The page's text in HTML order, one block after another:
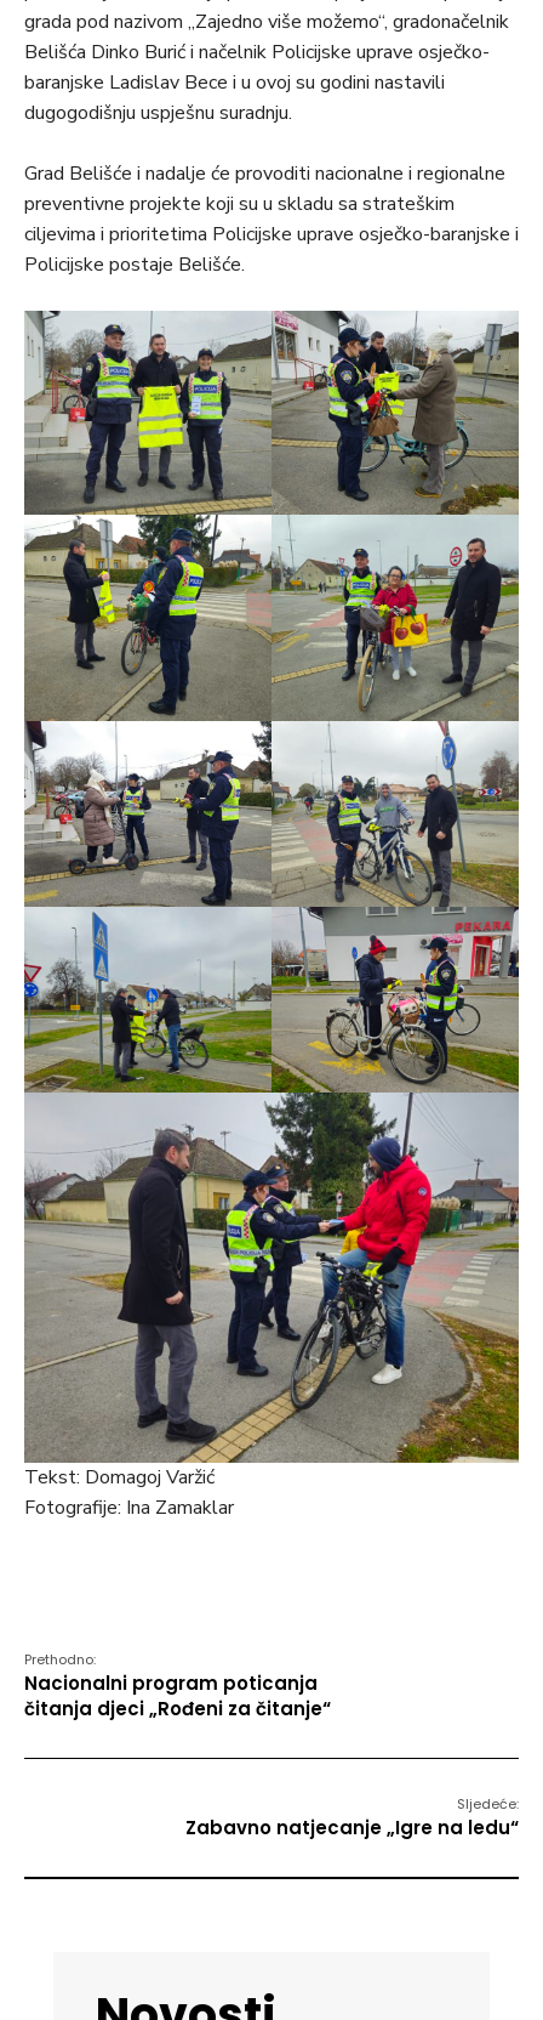
grada pod nazivom „Zajedno više možemo“, gradonačelnik
Belišća Dinko Burić i načelnik Policijske uprave osječko-
baranjske Ladislav Bece i u ovoj su godini nastavili
dugogodišnju uspješnu suradnju.
Grad Belišće i nadalje će provoditi nacionalne i regionalne
preventivne projekte koji su u skladu sa strateškim
ciljevima i prioritetima Policijske uprave osječko-baranjske i
Policijske postaje Belišće.
Tekst: Domagoj Varžić
Fotografije: Ina Zamaklar
Prethodno:
Nacionalni program poticanja
čitanja djeci „Rođeni za čitanje“
Sljedeće:
Zabavno natjecanje „Igre na ledu“